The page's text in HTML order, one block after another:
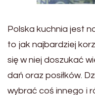
Polska kuchnia jest
to jak najbardziej
się w niej doszukać
dań oraz posiłków.
wybrać coś innego i